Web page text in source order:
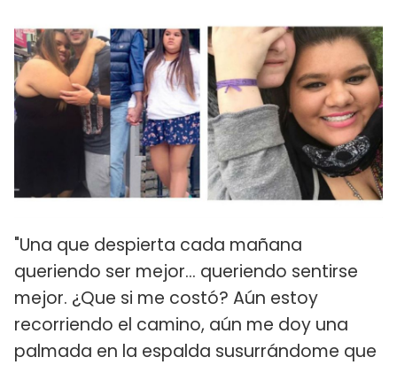
"Una que despierta cada mañana
queriendo ser mejor… queriendo sentirse
mejor. ¿Que si me costó? Aún estoy
recorriendo el camino, aún me doy una
palmada en la espalda susurrándome que